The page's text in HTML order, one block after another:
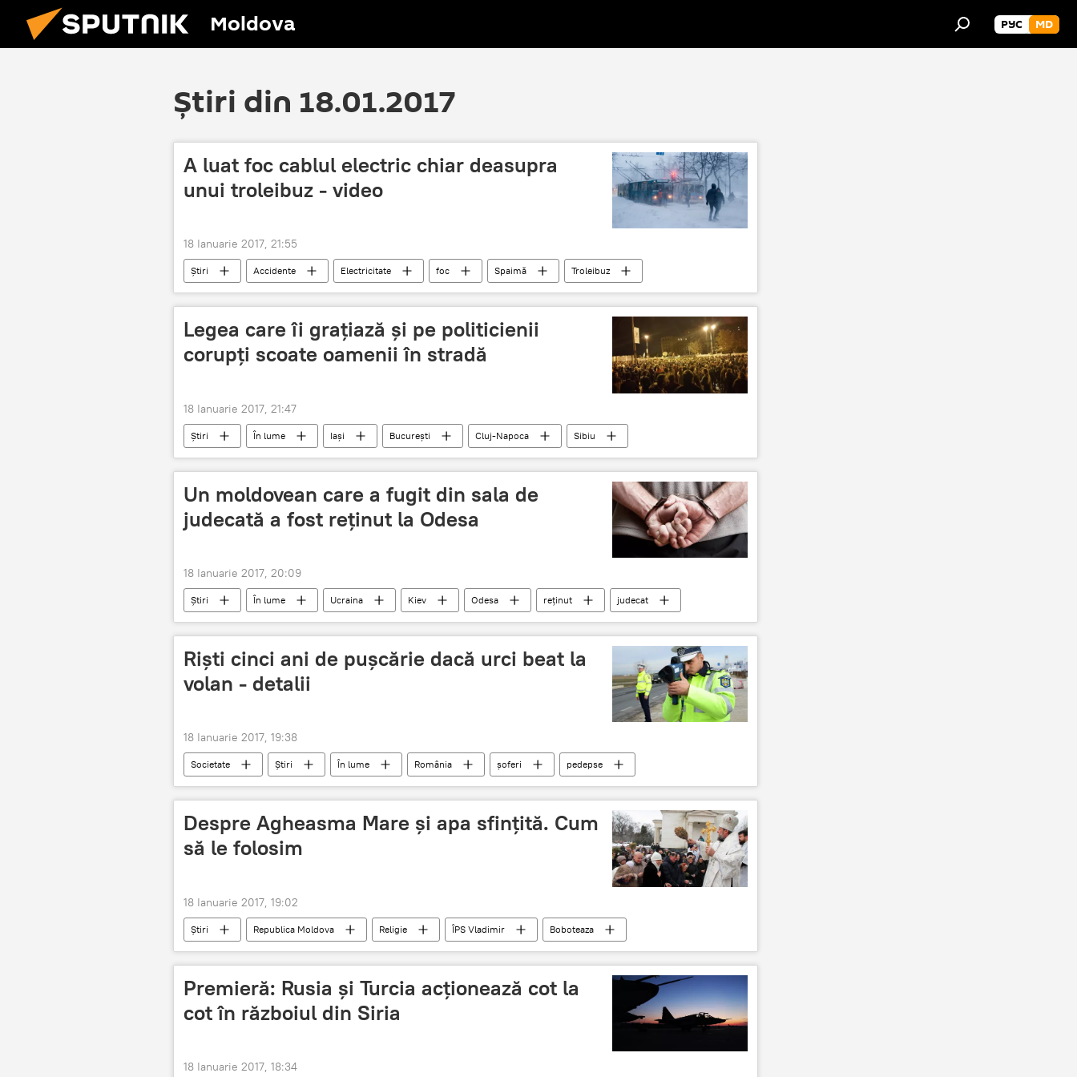
Moldova РУС MD
Știri din 18.01.2017
A luat foc cablul electric chiar deasupra
unui troleibuz - video
18 Ianuarie 2017, 21:55
Știri Accidente Electricitate foc Spaimă
Troleibuz
scurt circuit
Linie de troleibuz
Legea care îi grațiază și pe politicienii
corupți scoate oamenii în stradă
18 Ianuarie 2017, 21:47
Știri În lume Iași București Cluj-Napoca Sibiu
Un moldovean care a fugit din sala de
judecată a fost reținut la Odesa
18 Ianuarie 2017, 20:09
Știri În lume Ucraina Kiev Odesa reținut
judecat
Cetățean moldovean
Riști cinci ani de pușcărie dacă urci beat la
volan - detalii
18 Ianuarie 2017, 19:38
Societate Știri În lume România șoferi
pedepse
Pușcărie
beat la volan
Despre Agheasma Mare și apa sfințită. Cum
să le folosim
18 Ianuarie 2017, 19:02
Știri Republica Moldova Religie ÎPS Vladimir Boboteaza
Premieră: Rusia și Turcia acționează cot la
cot în războiul din Siria
18 Ianuarie 2017, 18:34